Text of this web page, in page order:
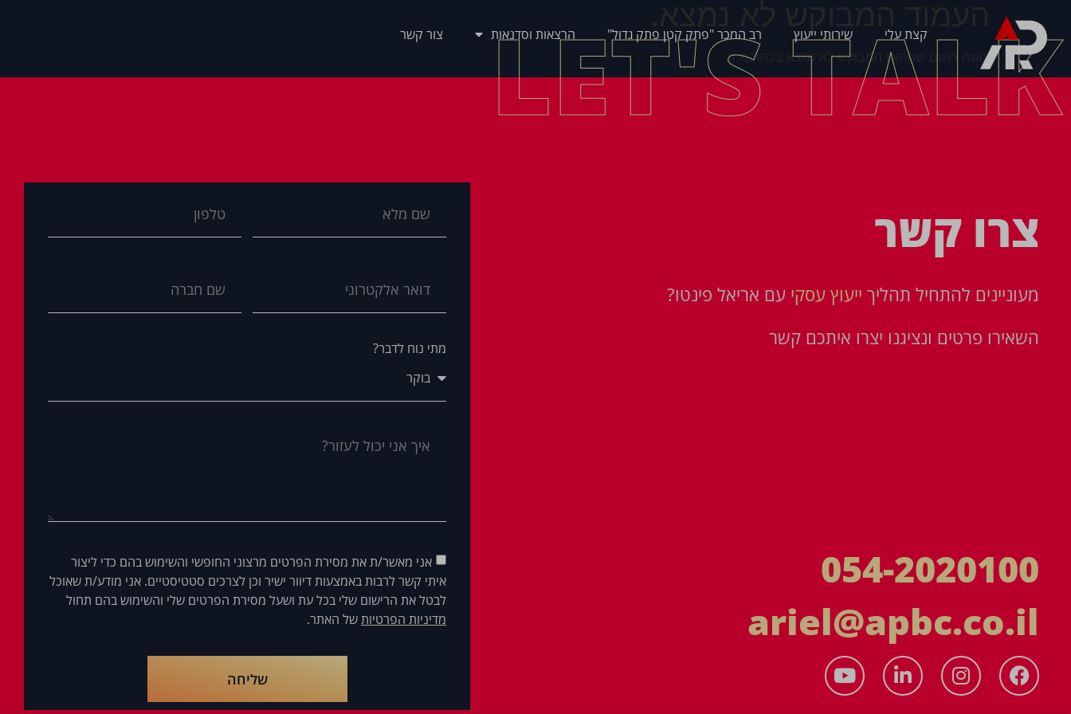
קצת עלי שירותי ייעוץ רב המכר "פתק קטן פתק גדול" הרצאות וסדנאות צור קשר
העמוד המבוקש לא נמצא.
עושה רושם שהתוכן המבוקש לא נמצא בכתובת זו.
LET'S TALK
צרו קשר
מעוניינים להתחיל תהליך ייעוץ עסקי עם אריאל פינטו?
השאירו פרטים ונציגנו יצרו איתכם קשר
054-2020100
ariel@apbc.co.il
מתי נוח לדבר?
אני מאשר/ת את מסירת הפרטים מרצוני החופשי והשימוש בהם כדי ליצור
איתי קשר לרבות באמצעות דיוור ישיר וכן לצרכים סטטיסטיים. אני מודע/ת שאוכל
לבטל את הרישום שלי בכל עת ושעל מסירת הפרטים שלי והשימוש בהם תחול
מדיניות הפרטיותשל האתר.
שליחה